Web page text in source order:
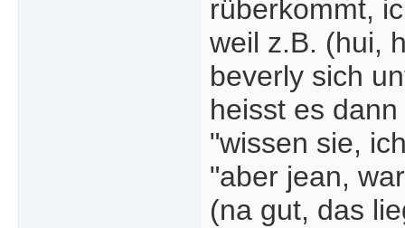
rüberkommt,
weil z.B. (hui,
beverly sich
heisst es
"wissen sie,
"aber jean,
(na gut, das